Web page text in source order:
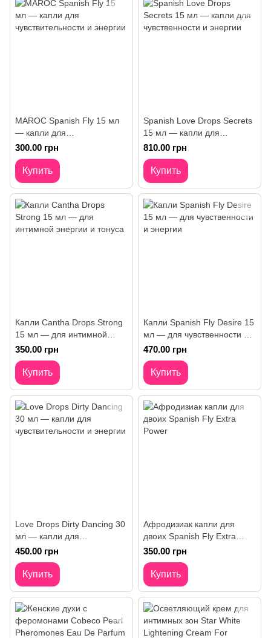
MAROC Spanish Fly 15 мл
— капли для
чувствительности и энергии
300.00 грн
Купить
Spanish Love Drops Secrets
15 мл — капли для
чувственности и энергии
810.00 грн
Купить
Капли Cantha Drops Strong
15 мл — для интимной
энергии и тонуса
350.00 грн
Купить
Капли Spanish Fly Desire 15
мл — для чувственности и
энергии
470.00 грн
Купить
Love Drops Dirty Dancing 30
мл — капли для
чувствительности и энергии
450.00 грн
Купить
Афродизиак капли для
двоих Spanish Fly Extra
Power
350.00 грн
Купить